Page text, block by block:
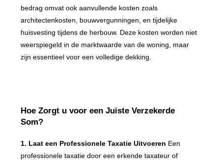
bedrag omvat ook aanvullende kosten zoals
architectenkosten, bouwvergunningen, en tijdelijke
huisvesting tijdens de herbouw. Deze kosten worden niet
weerspiegeld in de marktwaarde van de woning, maar
zijn essentieel voor een volledige dekking.
Hoe Zorgt u voor een Juiste Verzekerde
Som?
1. Laat een Professionele Taxatie Uitvoeren Een
professionele taxatie door een erkende taxateur of